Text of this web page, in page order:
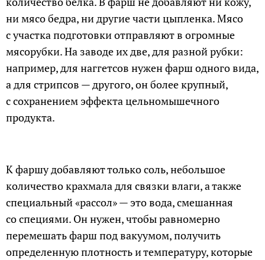
ни мясо бедра, ни другие части цыпленка. Мясо
с участка подготовки отправляют в огромные
мясорубки. На заводе их две, для разной рубки:
например, для наггетсов нужен фарш одного вида,
а для стрипсов — другого, он более крупный,
с сохранением эффекта цельномышечного
продукта.
К фаршу добавляют только соль, небольшое
количество крахмала для связки влаги, а также
специальный «рассол» — это вода, смешанная
со специями. Он нужен, чтобы равномерно
перемешать фарш под вакуумом, получить
определенную плотность и температуру, которые